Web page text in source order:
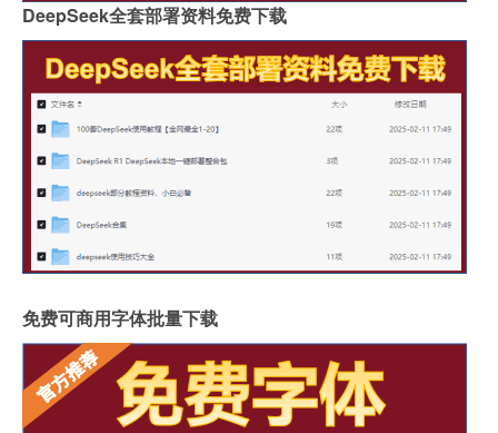
DeepSeek全套部署资料免费下载
免费可商用字体批量下载